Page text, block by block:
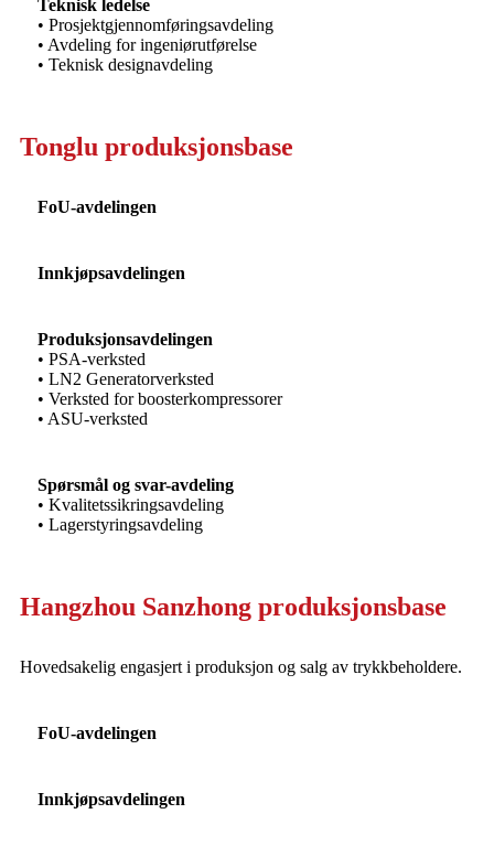
Teknisk ledelse
• Prosjektgjennomføringsavdeling
• Avdeling for ingeniørutførelse
• Teknisk designavdeling
Tonglu produksjonsbase
FoU-avdelingen
Innkjøpsavdelingen
Produksjonsavdelingen
• PSA-verksted
• LN2 Generatorverksted
• Verksted for boosterkompressorer
• ASU-verksted
Spørsmål og svar-avdeling
• Kvalitetssikringsavdeling
• Lagerstyringsavdeling
Hangzhou Sanzhong produksjonsbase
Hovedsakelig engasjert i produksjon og salg av trykkbeholdere.
FoU-avdelingen
Innkjøpsavdelingen